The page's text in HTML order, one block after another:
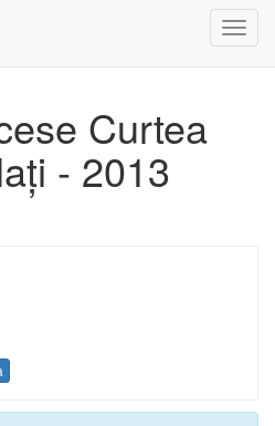
Curtea
- 2013